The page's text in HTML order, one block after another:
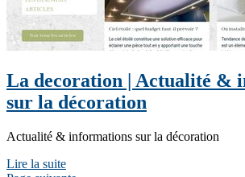
La decoration | Actualité &
sur la décoration
Actualité & informations sur la décoration
Lire la suite